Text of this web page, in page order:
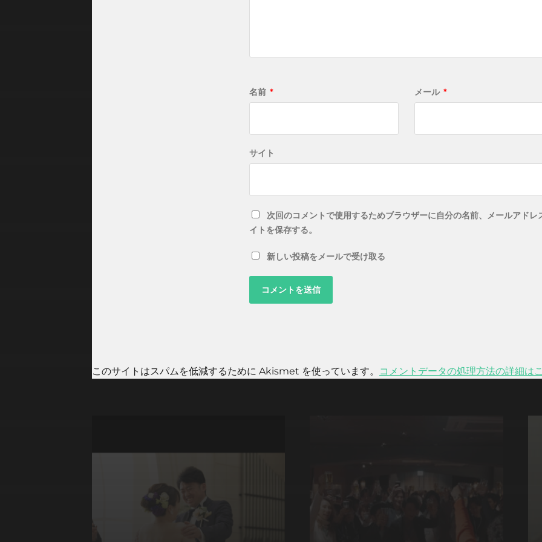
名前 * メール *
サイト
次回のコメントで使用するためブラウザーに自分の名前、メールアドレ
イトを保存する。
新しい投稿をメールで受け取る
このサイトはスパムを低減するために Akismet を使っています。 コメントデータの処理方法の詳細は